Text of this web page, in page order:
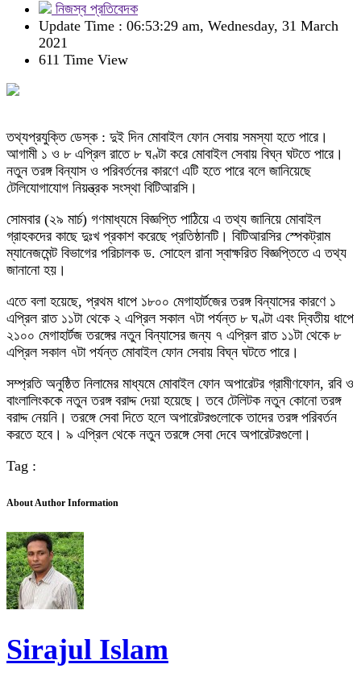
নিজস্ব প্রতিবেদক
Update Time : 06:53:29 am, Wednesday, 31 March
2021
611 Time View
তথ্যপ্রযুক্তি ডেস্ক : দুই দিন মোবাইল ফোন সেবায় সমস্যা হতে পারে।
আগামী ১ ও ৮ এপ্রিল রাতে ৮ ঘণ্টা করে মোবাইল সেবায় বিঘ্ন ঘটতে পারে।
নতুন তরঙ্গ বিন্যাস ও পরিবর্তনের কারণে এটি হতে পারে বলে জানিয়েছে
টেলিযোগাযোগ নিয়ন্ত্রক সংস্থা বিটিআরসি।
সোমবার (২৯ মার্চ) গণমাধ্যমে বিজ্ঞপ্তি পাঠিয়ে এ তথ্য জানিয়ে মোবাইল
গ্রাহকদের কাছে দুঃখ প্রকাশ করেছে প্রতিষ্ঠানটি। বিটিআরসির স্পেকট্রাম
ম্যানেজমেন্ট বিভাগের পরিচালক ড. সোহেল রানা স্বাক্ষরিত বিজ্ঞপ্তিতে এ তথ্য
জানানো হয়।
এতে বলা হয়েছে, প্রথম ধাপে ১৮০০ মেগাহার্টজের তরঙ্গ বিন্যাসের কারণে ১
এপ্রিল রাত ১১টা থেকে ২ এপ্রিল সকাল ৭টা পর্যন্ত ৮ ঘণ্টা এবং দ্বিতীয় ধাপে
২১০০ মেগাহার্টজ তরঙ্গের নতুন বিন্যাসের জন্য ৭ এপ্রিল রাত ১১টা থেকে ৮
এপ্রিল সকাল ৭টা পর্যন্ত মোবাইল ফোন সেবায় বিঘ্ন ঘটতে পারে।
সম্প্রতি অনুষ্ঠিত নিলামের মাধ্যমে মোবাইল ফোন অপারেটর গ্রামীণফোন, রবি ও
বাংলালিংককে নতুন তরঙ্গ বরাদ্দ দেয়া হয়েছে। তবে টেলিটক নতুন কোনো তরঙ্গ
বরাদ্দ নেয়নি। তরঙ্গে সেবা দিতে হলে অপারেটরগুলোকে তাদের তরঙ্গ পরিবর্তন
করতে হবে। ৯ এপ্রিল থেকে নতুন তরঙ্গে সেবা দেবে অপারেটরগুলো।
Tag :
About Author Information
Sirajul Islam